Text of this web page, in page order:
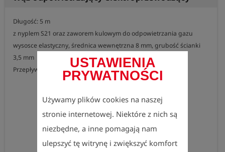
USTAWIENIA
PRYWATNOŚCI
Używamy plików cookies na naszej
stronie internetowej. Niektóre z nich są
niezbędne, a inne pomagają nam
ulepszyć tę witrynę i zwiększyć komfort
Długość: 5 m
z nyplem S21 oraz zaworem kulowym do odpowietrzania gazu
wysosce elastyczny, średnica wewnętrzna 8 mm, grubość ścianki
3,5 mm
Przepływ ok. 2 m³/h przy ciśnieniu 20–30 mbar